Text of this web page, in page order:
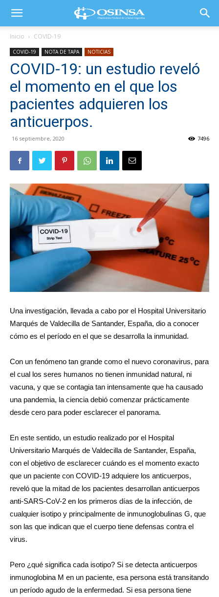
Inicio COVID-19
COVID-19 NOTA DE TAPA NOTICIAS
COVID-19: un estudio reveló
el momento en el que los
pacientes adquieren los
anticuerpos.
16 septiembre, 2020 7496
Una investigación, llevada a cabo por el Hospital Universitario
Marqués de Valdecilla de Santander, España, dio a conocer
cómo es el período en el que se desarrolla la inmunidad.
Con un fenómeno tan grande como el nuevo coronavirus, para
el cual los seres humanos no tienen inmunidad natural, ni
vacuna, y que se contagia tan intensamente que ha causado
una pandemia, la ciencia debió comenzar prácticamente
desde cero para poder esclarecer el panorama.
En este sentido, un estudio realizado por el Hospital
Universitario Marqués de Valdecilla de Santander, España,
con el objetivo de esclarecer cuándo es el momento exacto
que un paciente con COVID-19 adquiere los anticuerpos,
reveló que la mitad de los pacientes desarrollan anticuerpos
anti-SARS-CoV-2 en los primeros días de la infección, de
cualquier isotipo y principalmente de inmunoglobulinas G, que
son las que indican que el cuerpo tiene defensas contra el
virus.
Pero ¿qué significa cada isotipo? Si se detecta anticuerpos
inmunoglobina M en un paciente, esa persona está transitando
un período agudo de la enfermedad. Si esa persona tiene